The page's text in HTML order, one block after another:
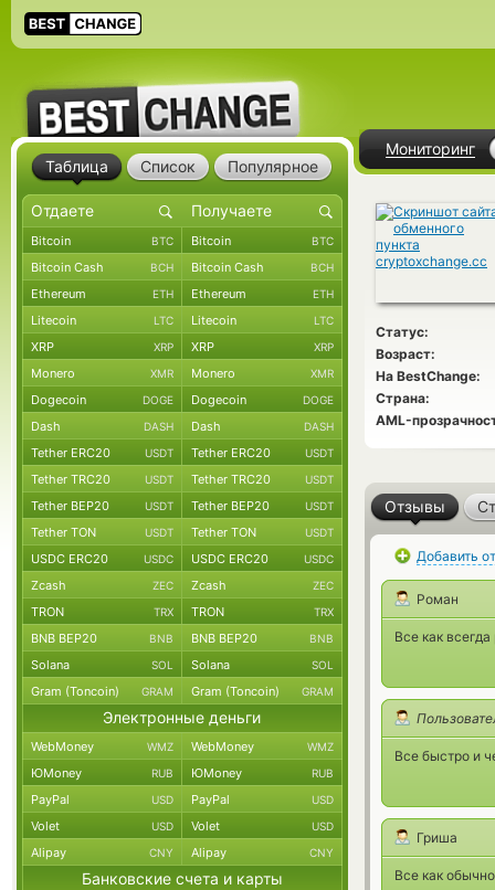
Мониторинг
Статус:
Возраст:
На BestChange:
Страна:
AML-
Отзывы
Добавить
Роман
Все как
Все быстро и
Гриша
Все как
Таблица Список Популярное
Bitcoin BTC Bitcoin BTC
Bitcoin Cash BCH Bitcoin Cash BCH
Ethereum ETH Ethereum ETH
Litecoin LTC Litecoin LTC
XRP XRP XRP XRP
Monero XMR Monero XMR
Dogecoin DOGE Dogecoin DOGE
Dash DASH Dash DASH
Tether ERC20 USDT Tether ERC20 USDT
Tether TRC20 USDT Tether TRC20 USDT
Tether BEP20 USDT Tether BEP20 USDT
Tether TON USDT Tether TON USDT
USDC ERC20 USDC USDC ERC20 USDC
Zcash ZEC Zcash ZEC
TRON TRX TRON TRX
BNB BEP20 BNB BNB BEP20 BNB
Solana SOL Solana SOL
Gram (Toncoin) GRAM Gram (Toncoin) GRAM
Электронные деньги
WebMoney WMZ WebMoney WMZ
ЮMoney RUB ЮMoney RUB
PayPal USD PayPal USD
Volet USD Volet USD
Alipay CNY Alipay CNY
Банковские счета и карты